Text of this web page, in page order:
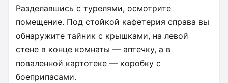
Разделавшись с турелями, осмотрите
помещение. Под стойкой кафетерия справа вы
обнаружите тайник с крышками, на левой
стене в конце комнаты — аптечку, а в
поваленной картотеке — коробку с
боеприпасами.